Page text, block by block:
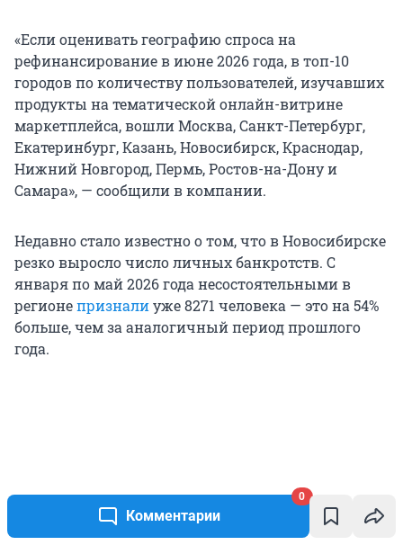
Комментарии
0
«Если оценивать географию спроса на
рефинансирование в июне 2026 года, в топ-10
городов по количеству пользователей, изучавших
продукты на тематической онлайн-витрине
маркетплейса, вошли Москва, Санкт-Петербург,
Екатеринбург, Казань, Новосибирск, Краснодар,
Нижний Новгород, Пермь, Ростов-на-Дону и
Самара», — сообщили в компании.
Недавно стало известно о том, что в Новосибирске
резко выросло число личных банкротств. С
января по май 2026 года несостоятельными в
регионепризналиуже 8271 человека — это на 54%
больше, чем за аналогичный период прошлого
года.